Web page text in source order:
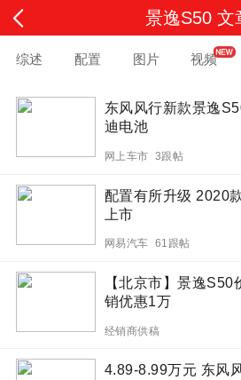
景逸S50 文
综述 配置 图片 视频
东风风行新款景逸
迪电池
网上车市 3跟帖
配置有所升级 2020
上市
网易汽车 61跟帖
【北京市】景逸
销优惠1万
经销商供稿
4.89-8.99万元 东风